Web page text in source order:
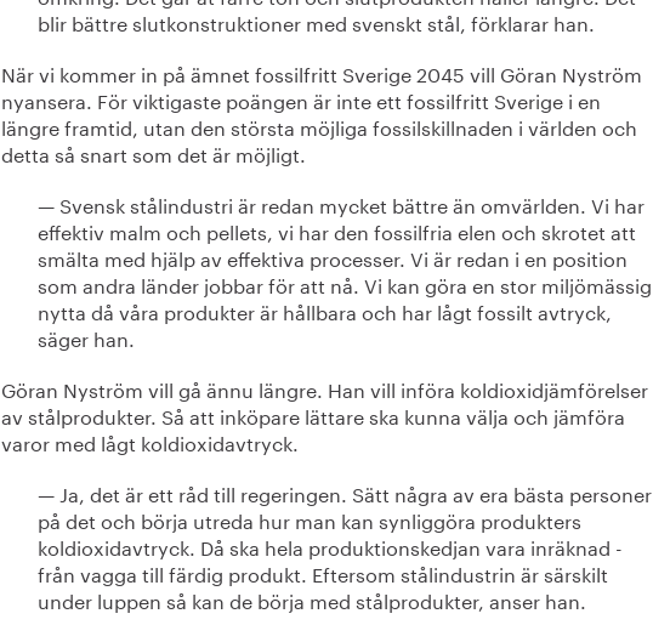
blir bättre slutkonstruktioner med svenskt stål, förklarar han.
När vi kommer in på ämnet fossilfritt Sverige 2045 vill Göran Nyström
nyansera. För viktigaste poängen är inte ett fossilfritt Sverige i en
längre framtid, utan den största möjliga fossilskillnaden i världen och
detta så snart som det är möjligt.
— Svensk stålindustri är redan mycket bättre än omvärlden. Vi har
effektiv malm och pellets, vi har den fossilfria elen och skrotet att
smälta med hjälp av effektiva processer. Vi är redan i en position
som andra länder jobbar för att nå. Vi kan göra en stor miljömässig
nytta då våra produkter är hållbara och har lågt fossilt avtryck,
säger han.
Göran Nyström vill gå ännu längre. Han vill införa koldioxidjämförelser
av stålprodukter. Så att inköpare lättare ska kunna välja och jämföra
varor med lågt koldioxidavtryck.
— Ja, det är ett råd till regeringen. Sätt några av era bästa personer
på det och börja utreda hur man kan synliggöra produkters
koldioxidavtryck. Då ska hela produktionskedjan vara inräknad -
från vagga till färdig produkt. Eftersom stålindustrin är särskilt
under luppen så kan de börja med stålprodukter, anser han.